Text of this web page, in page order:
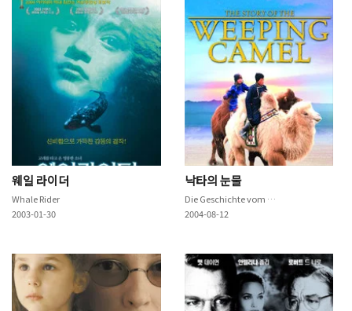
웨일 라이더
Whale Rider
2003-01-30
낙타의 눈물
Die Geschichte vom weinenden Kamel
2004-08-12